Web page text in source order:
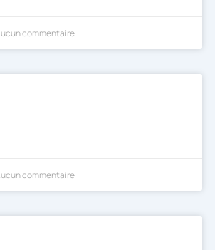
commentaire
commentaire